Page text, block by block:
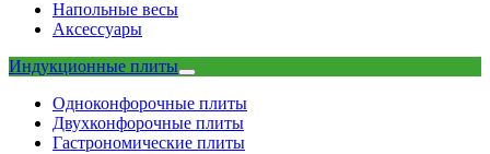
Напольные весы
Аксессуары
Индукционные плиты
Одноконфорочные плиты
Двухконфорочные плиты
Гастрономические плиты